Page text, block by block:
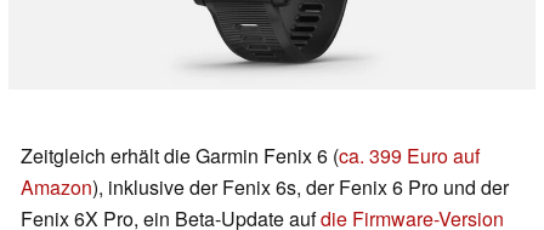
Zeitgleich erhält die Garmin Fenix 6 (ca. 399 Euro auf
Amazon), inklusive der Fenix 6s, der Fenix 6 Pro und der
Fenix 6X Pro, ein Beta-Update aufdie Firmware-Version